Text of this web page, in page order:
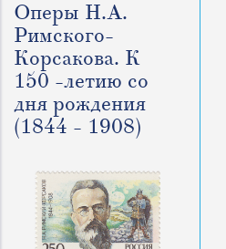
Оперы Н.А.
Римского-
Корсакова. К
150 -летию со
дня рождения
(1844 - 1908)